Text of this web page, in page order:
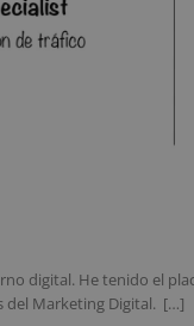
digital. He tenido el
del Marketing Digital. […]